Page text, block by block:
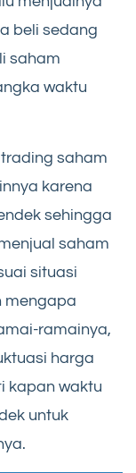
beli sedang
saham
waktu
saham
karena
sehingga
saham
situasi
mengapa
ramainya,
harga
kapan waktu
untuk